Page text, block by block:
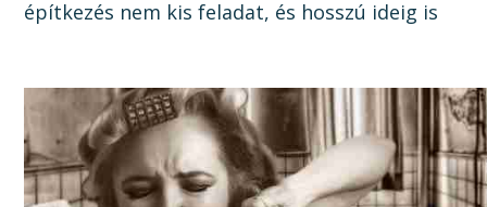
építkezés nem kis feladat, és hosszú ideig is